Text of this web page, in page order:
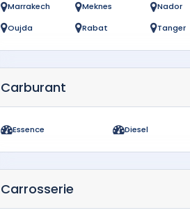
Marrakech
Meknes
Nador
Oujda
Rabat Tanger
Carburant
Essence Diesel
Carrosserie